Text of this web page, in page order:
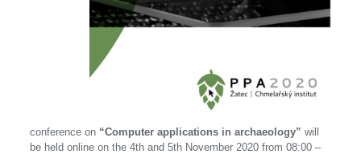
conference on “Computer applications in archaeology” will
be held online on the 4th and 5th November 2020 from 08:00 –